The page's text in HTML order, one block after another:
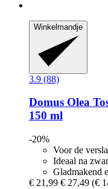
Winkelmandje
3.9 (88)
Domus Olea
150 ml
-20%
Voor de
Ideaal na
Gladmakend
€ 21,99 € 27,49 (€